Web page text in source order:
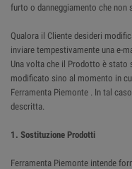
furto o danneggiamento che non
Qualora il Cliente desideri
inviare tempestivamente una e-
Una volta che il Prodotto è stato
modificato sino al momento in
Ferramenta Piemonte . In tal
descritta.
1. Sostituzione Prodotti
Ferramenta Piemonte intende